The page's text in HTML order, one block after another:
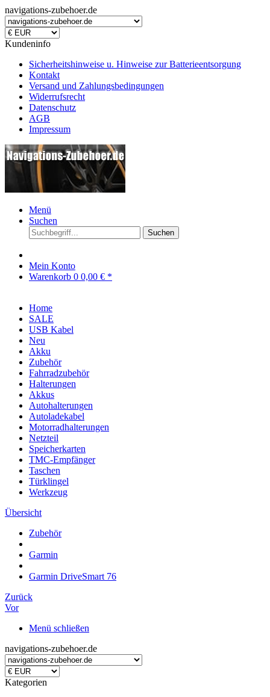
navigations-zubehoer.de
Kundeninfo
Sicherheitshinweise u. Hinweise zur Batterieentsorgung
Kontakt
Versand und Zahlungsbedingungen
Widerrufsrecht
Datenschutz
AGB
Impressum
Menü
Suchen
Suchen
Mein Konto
Warenkorb 0 0,00 € *
Home
SALE
USB Kabel
Neu
Akku
Zubehör
Fahrradzubehör
Halterungen
Akkus
Autohalterungen
Autoladekabel
Motorradhalterungen
Netzteil
Speicherkarten
TMC-Empfänger
Taschen
Türklingel
Werkzeug
Übersicht
Zubehör
Garmin
Garmin DriveSmart 76
Zurück
Vor
Menü schließen
navigations-zubehoer.de
Kategorien